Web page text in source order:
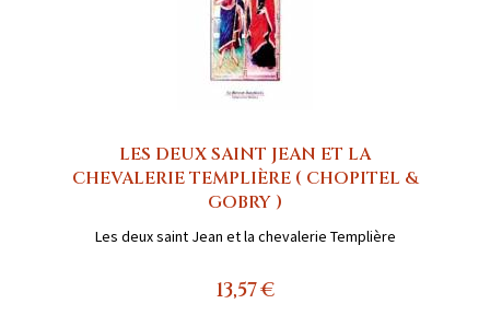
LES DEUX SAINT JEAN ET LA
CHEVALERIE TEMPLIÈRE ( CHOPITEL &
GOBRY )
Les deux saint Jean et la chevalerie Templière
13,57 €